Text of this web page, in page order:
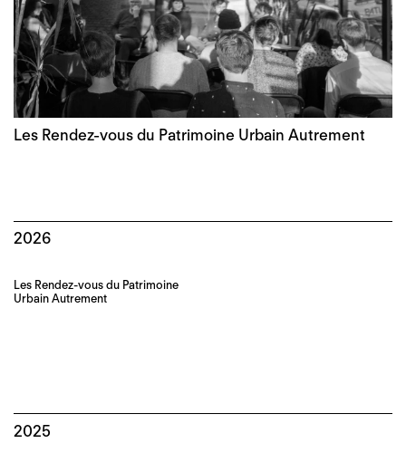
Les Rendez-vous du Patrimoine Urbain Autrement
2026
Les Rendez-vous du Patrimoine
Urbain Autrement
2025